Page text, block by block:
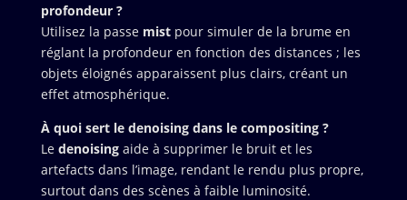
profondeur ?
Utilisez la passe mistpour simuler de la brume en
réglant la profondeur en fonction des distances ; les
objets éloignés apparaissent plus clairs, créant un
effet atmosphérique.
À quoi sert le denoising dans le compositing ?
Le denoisingaide à supprimer le bruit et les
artefacts dans l’image, rendant le rendu plus propre,
surtout dans des scènes à faible luminosité.